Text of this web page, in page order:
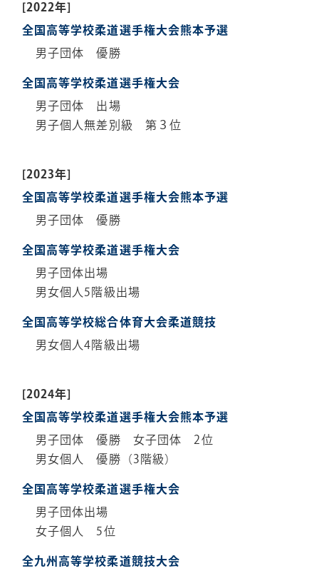
[2022年]
全国高等学校柔道選手権大会熊本予選
男子団体 優勝
全国高等学校柔道選手権大会
男子団体 出場
男子個人無差別級 第３位
[2023年]
全国高等学校柔道選手権大会熊本予選
男子団体 優勝
全国高等学校柔道選手権大会
男子団体出場
男女個人5階級出場
全国高等学校総合体育大会柔道競技
男女個人4階級出場
[2024年]
全国高等学校柔道選手権大会熊本予選
男子団体 優勝 女子団体 2位
男女個人 優勝（3階級）
全国高等学校柔道選手権大会
男子団体出場
女子個人 5位
全九州高等学校柔道競技大会